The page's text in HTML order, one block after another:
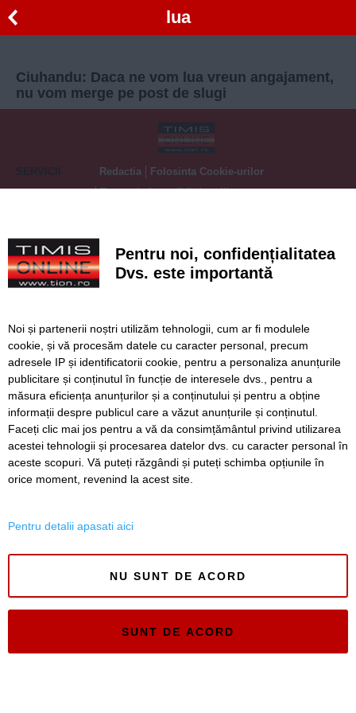
lua
Ciuhandu: Daca ne vom lua vreun angajament,
nu vom merge pe post de slugi
SERVICII Redactia
Folosinta Cookie-urilor
Termeni si conditii de utilizare
Timiș Online
ISSN 3008-2323
ISSN-L 3008-2323
Pentru noi, confidențialitatea
Dvs. este importantă
Noi și partenerii noștri utilizăm tehnologii, cum ar fi modulele
cookie, și vă procesăm datele cu caracter personal, precum
adresele IP și identificatorii cookie, pentru a personaliza anunțurile
publicitare și conținutul în funcție de interesele dvs., pentru a
măsura eficiența anunțurilor și a conținutului și pentru a obține
informații despre publicul care a văzut anunțurile și conținutul.
Faceți clic mai jos pentru a vă da consimțământul privind utilizarea
acestei tehnologii și procesarea datelor dvs. cu caracter personal în
aceste scopuri. Vă puteți răzgândi și puteți schimba opțiunile în
orice moment, revenind la acest site.
Pentru detalii apasati aici
NU SUNT DE ACORD
SUNT DE ACORD